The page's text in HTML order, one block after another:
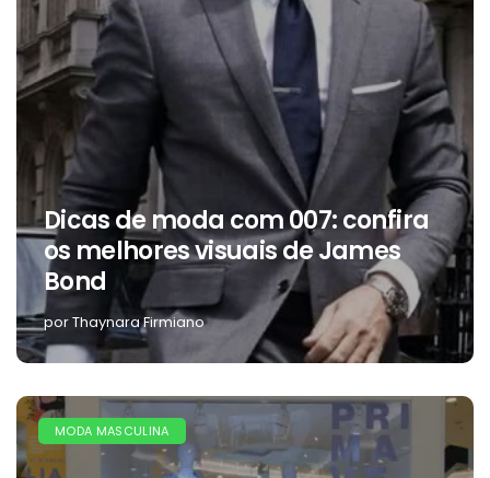
Dicas de moda com 007: confira
os melhores visuais de James
Bond
por Thaynara Firmiano
MODA MASCULINA